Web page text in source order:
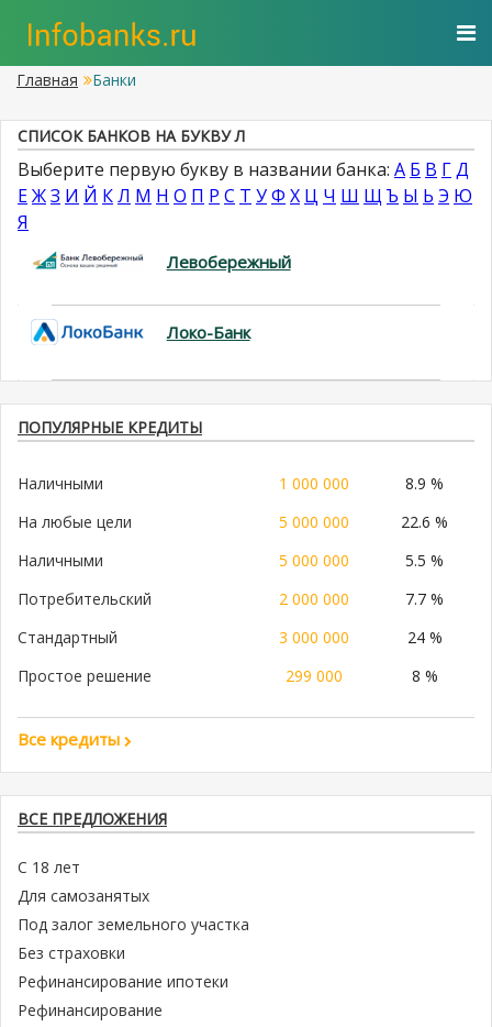
Главная Банки
СПИСОК БАНКОВ НА БУКВУ Л
Выберите первую букву в названии банка: А Б В ГД
ЕЖЗ И Й КЛ М Н О П Р С Т УФ Х Ц Ч Ш Щ Ъ Ы Ь Э Ю
Я
Левобережный
Локо-Банк
ПОПУЛЯРНЫЕ КРЕДИТЫ
Наличными 1 000 000
8.9 %
На любые цели
5 000 000
22.6 %
Наличными
5 000 000
5.5 %
Потребительский
2 000 000
7.7 %
Стандартный
3 000 000
24 %
Простое решение
299 000 8 %
Все кредиты
ВСЕ ПРЕДЛОЖЕНИЯ
С 18 лет
Для самозанятых
Под залог земельного участка
Без страховки
Рефинансирование ипотеки
Рефинансирование